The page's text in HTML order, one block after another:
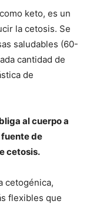
keto, es un
la cetosis. Se
saludables (60-
cantidad de
de
al cuerpo a
de
cetosis.
cetogénica,
flexibles que